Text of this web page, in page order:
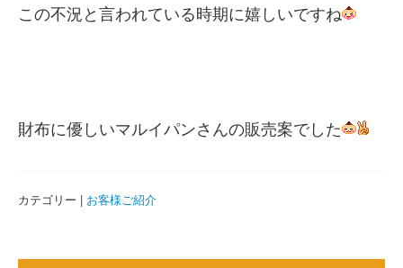
この不況と言われている時期に嬉しいですね
財布に優しいマルイパンさんの販売案でした
カテゴリー | お客様ご紹介